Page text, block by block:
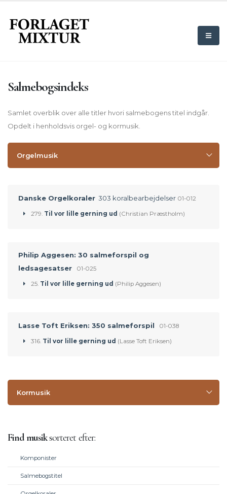
Find musiksorteret efter:
Komponister
Salmebogstitel
Salmebogsindeks
Samlet overblik over alle titler hvori salmebogens titel indgår.
Opdelt i henholdsvis orgel- og kormusik.
Orgelmusik
Danske Orgelkoraler303 koralbearbejdelser 01-012
279. Til vor lille gerning ud (Christian Præstholm)
Philip Aggesen: 30 salmeforspil og
ledsagesatser
01-025
25. Til vor lille gerning ud (Philip Aggesen)
Lasse Toft Eriksen: 350 salmeforspil 01-038
316. Til vor lille gerning ud (Lasse Toft Eriksen)
Kormusik